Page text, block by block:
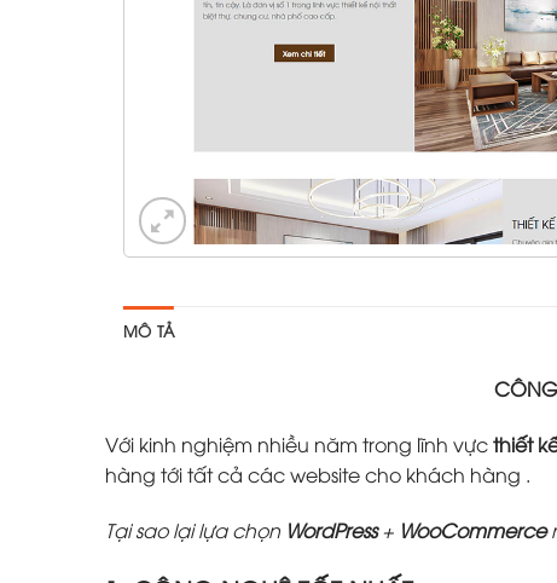
MÔ TẢ
CÔNG
Với kinh nghiệm nhiều năm trong lĩnh vựcthiết
hàng tới tất cả các website cho khách hàng .
Tại sao lại lựa chọn WordPress+ WooCommerce